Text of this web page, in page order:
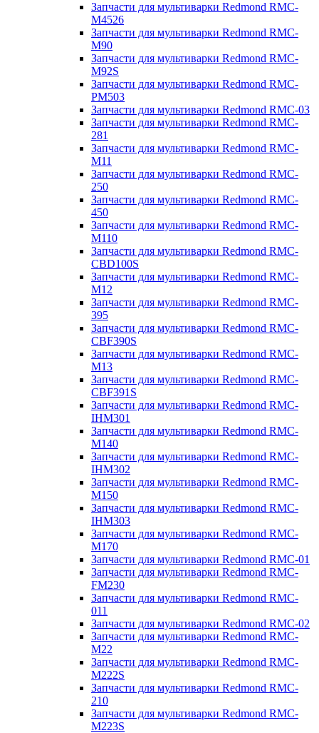
Запчасти для мультиварки Redmond RMC-
M4526
Запчасти для мультиварки Redmond RMC-
M90
Запчасти для мультиварки Redmond RMC-
M92S
Запчасти для мультиварки Redmond RMC-
PM503
Запчасти для мультиварки Redmond RMC-03
Запчасти для мультиварки Redmond RMC-
281
Запчасти для мультиварки Redmond RMC-
M11
Запчасти для мультиварки Redmond RMC-
250
Запчасти для мультиварки Redmond RMC-
450
Запчасти для мультиварки Redmond RMC-
M110
Запчасти для мультиварки Redmond RMC-
CBD100S
Запчасти для мультиварки Redmond RMC-
M12
Запчасти для мультиварки Redmond RMC-
395
Запчасти для мультиварки Redmond RMC-
CBF390S
Запчасти для мультиварки Redmond RMC-
M13
Запчасти для мультиварки Redmond RMC-
CBF391S
Запчасти для мультиварки Redmond RMC-
IHM301
Запчасти для мультиварки Redmond RMC-
M140
Запчасти для мультиварки Redmond RMC-
IHM302
Запчасти для мультиварки Redmond RMC-
M150
Запчасти для мультиварки Redmond RMC-
IHM303
Запчасти для мультиварки Redmond RMC-
M170
Запчасти для мультиварки Redmond RMC-01
Запчасти для мультиварки Redmond RMC-
FM230
Запчасти для мультиварки Redmond RMC-
011
Запчасти для мультиварки Redmond RMC-02
Запчасти для мультиварки Redmond RMC-
M22
Запчасти для мультиварки Redmond RMC-
M222S
Запчасти для мультиварки Redmond RMC-
210
Запчасти для мультиварки Redmond RMC-
M223S